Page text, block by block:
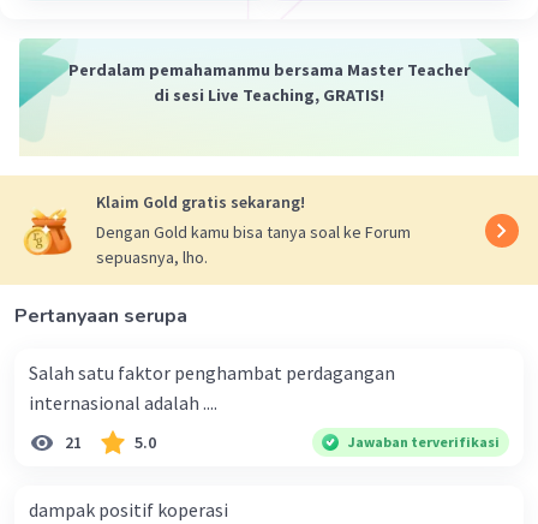
Perdalam pemahamanmu bersama Master Teacher
di sesi Live Teaching, GRATIS!
Klaim Gold gratis sekarang!
Dengan Gold kamu bisa tanya soal ke Forum
sepuasnya, lho.
Pertanyaan serupa
Salah satu faktor penghambat perdagangan
internasional adalah ....
21 5.0 Jawaban terverifikasi
dampak positif koperasi